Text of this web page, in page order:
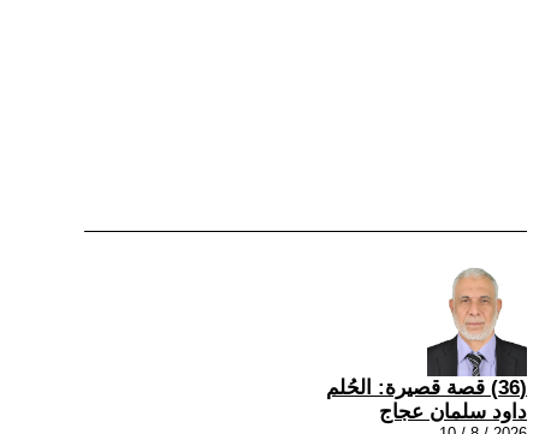
(36) قصة قصيرة: الحُلم
داود سلمان عجاج